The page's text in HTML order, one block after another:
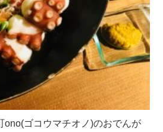
ono(ゴコウマチオノ)のおでんが